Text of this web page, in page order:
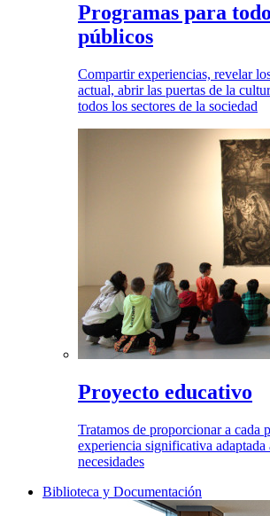
Programas para
públicos
Compartir experiencias, revelar
actual, abrir las puertas de la
todos los sectores de la sociedad
Proyecto educativo
Tratamos de proporcionar a cada
experiencia significativa adaptada
necesidades
Biblioteca y Documentación